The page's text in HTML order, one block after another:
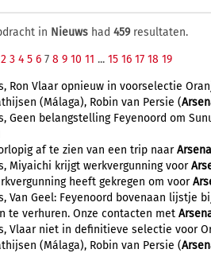
in Nieuws had 459resultaten.
2 3 4 5 6 7 8 9 10 11 ... 15 16 17 18 19
Ron Vlaar opnieuw in voorselectie
(Málaga), Robin van Persie (
Geen belangstelling Feyenoord om
af te zien van een trip naar
Miyaichi krijgt werkvergunning voor
heeft gekregen om voor
Van Geel: Feyenoord bovenaan lijstje
te verhuren. Onze contacten met
Vlaar niet in definitieve selectie voor
(Málaga), Robin van Persie (